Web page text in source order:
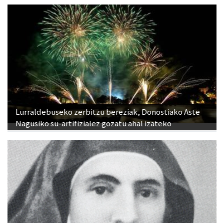
Lurraldebuseko zerbitzu bereziak, Donostiako Aste
Nagusiko su-artifizialez gozatu ahal izateko